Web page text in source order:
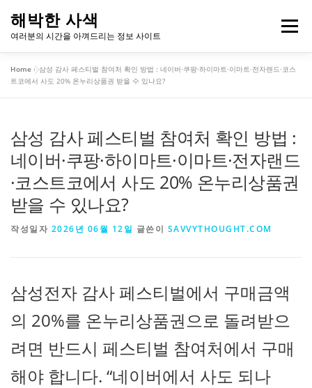
로
해박한 사색
여러분의 시간을 아껴드리는 정보 사이트
메뉴
개인정보처리방침 이용약관
Home »삼성 감사 페스티벌 참여처 확인 방법 : 네이버·쿠팡·하이마트·이마트·전자랜드·코스
트코에서 사도 20% 온누리상품권 받을 수 있나요?
삼성 감사 페스티벌 참여처 확인 방법 :
네이버·쿠팡·하이마트·이마트·전자랜드
·코스트코에서 사도 20% 온누리상품권
받을 수 있나요?
작성일자 2026년 06월 12일 글쓴이 SAVVYTHOUGHT.COM
삼성전자 감사 페스티벌에서 구매금액
의 20%를 온누리상품권으로 돌려받으
려면 반드시 페스티벌 참여처에서 구매
해야 합니다. “네이버에서 사도 되나